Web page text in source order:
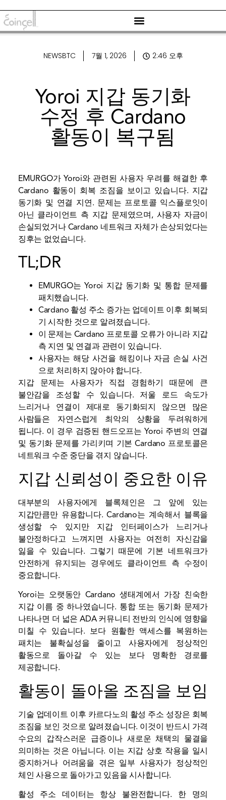
NEWSBTC 7월 1, 2026 2:46 오후
Yoroi 지갑 동기화
수정 후 Cardano
활동이 복구됨
EMURGO가 Yoroi와 관련된 사용자 우려를 해결한 후
Cardano 활동이 회복 조짐을 보이고 있습니다. 지갑
동기화 및 연결 지연. 문제는 프로토콜 익스플로잇이
아닌 클라이언트 측 지갑 문제였으며, 사용자 자금이
손실되었거나 Cardano 네트워크 자체가 손상되었다는
징후는 없었습니다.
TL;DR
EMURGO는 Yoroi 지갑 동기화 및 통합 문제를
패치했습니다.
Cardano 활성 주소 증가는 업데이트 이후 회복되
기 시작한 것으로 알려졌습니다.
이 문제는 Cardano 프로토콜 오류가 아니라 지갑
측 지연 및 연결과 관련이 있습니다.
사용자는 해당 사건을 해킹이나 자금 손실 사건
으로 처리하지 않아야 합니다.
지갑 문제는 사용자가 직접 경험하기 때문에 큰
불안감을 조성할 수 있습니다. 저울 로드 속도가
느리거나 연결이 제대로 동기화되지 않으면 많은
사람들은 자연스럽게 최악의 상황을 두려워하게
됩니다. 이 경우 검증된 핸드오프는 Yoroi 주변의 연결
및 동기화 문제를 가리키며 기본 Cardano 프로토콜은
네트워크 수준 중단을 겪지 않습니다.
지갑 신뢰성이 중요한 이유
대부분의 사용자에게 블록체인은 그 앞에 있는
지갑만큼만 유용합니다. Cardano는 계속해서 블록을
생성할 수 있지만 지갑 인터페이스가 느리거나
불안정하다고 느껴지면 사용자는 여전히 자신감을
잃을 수 있습니다. 그렇기 때문에 기본 네트워크가
안전하게 유지되는 경우에도 클라이언트 측 수정이
중요합니다.
Yoroi는 오랫동안 Cardano 생태계에서 가장 친숙한
지갑 이름 중 하나였습니다. 통합 또는 동기화 문제가
나타나면 더 넓은 ADA 커뮤니티 전반의 인식에 영향을
미칠 수 있습니다. 보다 원활한 액세스를 복원하는
패치는 불확실성을 줄이고 사용자에게 정상적인
활동으로 돌아갈 수 있는 보다 명확한 경로를
제공합니다.
활동이 돌아올 조짐을 보임
기술 업데이트 이후 카르다노의 활성 주소 성장은 회복
조짐을 보인 것으로 알려졌습니다. 이것이 반드시 가격
수요의 갑작스러운 급증이나 새로운 채택의 물결을
의미하는 것은 아닙니다. 이는 지갑 상호 작용을 일시
중지하거나 어려움을 겪은 일부 사용자가 정상적인
체인 사용으로 돌아가고 있음을 시사합니다.
활성 주소 데이터는 항상 불완전합니다. 한 명의